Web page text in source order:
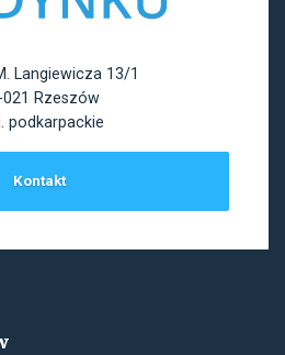
Langiewicza 13/1
021 Rzeszów
podkarpackie
Kontakt